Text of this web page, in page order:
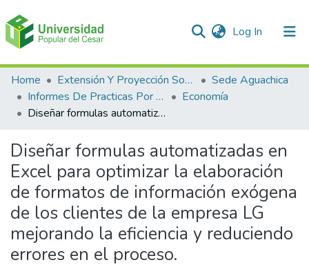
Log In (current)
Communities & Collections
All of DSpace
Home Extensión Y Proyección Social
Sede Aguachica
Informes De Practicas Por Programas
Economía
Diseñar formulas automatizadas en Excel para optimizar la elaboración de formatos de información exógena de los clientes de la empresa LG mejorando la eficiencia y reduciendo errores en el proceso.
Diseñar formulas automatizadas en
Excel para optimizar la elaboración
de formatos de información exógena
de los clientes de la empresa LG
mejorando la eficiencia y reduciendo
errores en el proceso.